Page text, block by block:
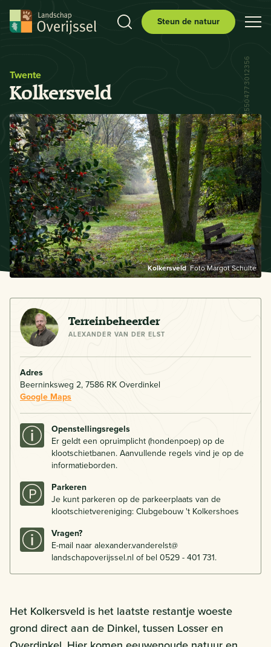
Steun de natuur
Twente
Kolkersveld
KolkersveldFoto Margot Schulte
52.250858046588036, 7.025504773012356
Terreinbeheerder
ALEXANDER VAN DER ELST
Adres
Beerninksweg 2, 7586 RK Overdinkel
Google Maps
Openstellingsregels
Er geldt een opruimplicht (hondenpoep) op de
klootschietbanen. Aanvullende regels vind je op de
informatieborden.
Parkeren
Je kunt parkeren op de parkeerplaats van de
klootschietvereniging: Clubgebouw 't Kolkershoes
Vragen?
E-mail naar alexander.vanderelst@
landschapoverijssel.nl of bel 0529 - 401 731.
Het Kolkersveld is het laatste restantje woeste
grond direct aan de Dinkel, tussen Losser en